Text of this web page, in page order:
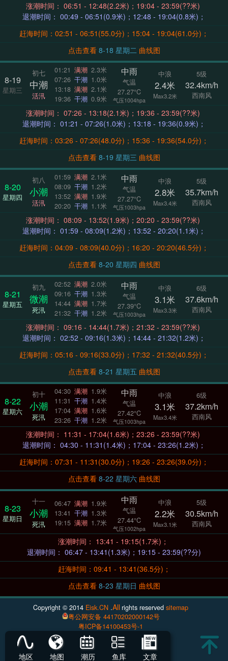
涨潮时间： 06:51 - 12:48(2.2米)；19:04 - 23:59(??米)
退潮时间： 00:49 - 06:51(0.9米)；12:48 - 19:04(0.8米)；
赶海时间：02:51 - 06:51(55.0分)；15:04 - 19:04(61.0分)；
点击查看
8-18 星期二 曲线图
8-19
星期三
初七
中潮
活汛
01:21 满潮 2.3米
07:26 干潮 1.0米
13:18 满潮 2.1米
19:36 干潮 0.9米
中雨
气温
27.27°C
气压1004hpa
中浪
2.4米
Max3.2米
5级
32.4km/h
西南风
涨潮时间： 07:26 - 13:18(2.1米)；19:36 - 23:59(??米)
退潮时间： 01:21 - 07:26(1.0米)；13:18 - 19:36(0.9米)；
赶海时间：03:26 - 07:26(48.0分)；15:36 - 19:36(54.0分)；
点击查看
8-19 星期三 曲线图
8-20
星期四
初八
小潮
活汛
01:59 满潮 2.1米
08:09 干潮 1.2米
13:52 满潮 1.9米
20:20 干潮 1.1米
中雨
气温
27.27°C
气压1003hpa
中浪
2.8米
Max3.4米
5级
35.7km/h
西南风
涨潮时间： 08:09 - 13:52(1.9米)；20:20 - 23:59(??米)
退潮时间： 01:59 - 08:09(1.2米)；13:52 - 20:20(1.1米)；
赶海时间：04:09 - 08:09(40.0分)；16:20 - 20:20(46.5分)；
点击查看
8-20 星期四 曲线图
8-21
星期五
初九
微潮
死汛
02:52 满潮 2.0米
09:16 干潮 1.3米
14:44 满潮 1.7米
21:32 干潮 1.2米
中雨
气温
27.39°C
气压1003hpa
中浪
3.1米
Max3.3米
6级
37.6km/h
西南风
涨潮时间： 09:16 - 14:44(1.7米)；21:32 - 23:59(??米)
退潮时间： 02:52 - 09:16(1.3米)；14:44 - 21:32(1.2米)；
赶海时间：05:16 - 09:16(33.0分)；17:32 - 21:32(40.5分)；
点击查看
8-21 星期五 曲线图
8-22
星期六
初十
小潮
死汛
04:30 满潮 1.9米
11:31 干潮 1.4米
17:04 满潮 1.6米
23:26 干潮 1.2米
中雨
气温
27.42°C
气压1003hpa
中浪
3.1米
Max3.4米
6级
37.2km/h
西南风
涨潮时间： 11:31 - 17:04(1.6米)；23:26 - 23:59(??米)
退潮时间： 04:30 - 11:31(1.4米)；17:04 - 23:26(1.2米)；
赶海时间：07:31 - 11:31(30.0分)；19:26 - 23:26(39.0分)；
点击查看
8-22 星期六 曲线图
8-23
星期日
十一
小潮
死汛
06:47 满潮 1.9米
13:41 干潮 1.3米
19:15 满潮 1.7米
中雨
气温
27.44°C
气压1002hpa
中浪
2.2米
Max3.1米
5级
30.5km/h
西南风
涨潮时间： 13:41 - 19:15(1.7米)；
退潮时间： 06:47 - 13:41(1.3米)；19:15 - 23:59(??分)
赶海时间：09:41 - 13:41(36.5分)；
点击查看
8-23 星期日 曲线图
Copyright © 2014 Eisk.CN .Allrights reservedsitemap
粤公网安备 44170202000142号
粤ICP备14100453号-1
地区 地图 潮历 鱼库 文章